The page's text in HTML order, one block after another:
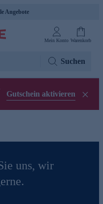
Angebote
Mein Konto Warenkorb
Suchen
Gutschein aktivieren
uns, wir